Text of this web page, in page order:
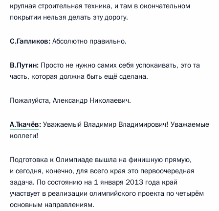
крупная строительная техника, и там в окончательном
покрытии нельзя делать эту дорогу.
С.Гапликов: Абсолютно правильно.
В.Путин: Просто не нужно самих себя успокаивать, это та
часть, которая должна быть ещё сделана.
Пожалуйста, Александр Николаевич.
А.Ткачёв: Уважаемый Владимир Владимирович! Уважаемые
коллеги!
Подготовка к Олимпиаде вышла на финишную прямую,
и сегодня, конечно, для всего края это первоочередная
задача. По состоянию на 1 января 2013 года край
участвует в реализации олимпийского проекта по четырём
основным направлениям.